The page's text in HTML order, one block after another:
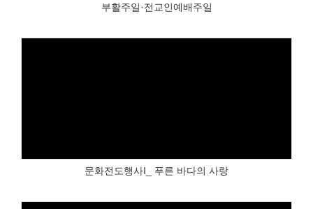
부활주일·전교인예배주일
문화전도행사Ⅰ_ 푸른 바다의 사랑